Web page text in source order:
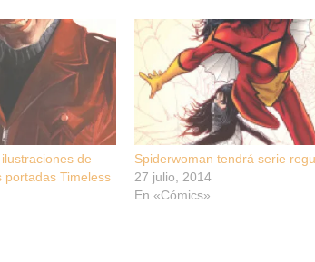
de
portadas Timeless
Spiderwoman tendrá serie
27 julio, 2014
En «Cómics»